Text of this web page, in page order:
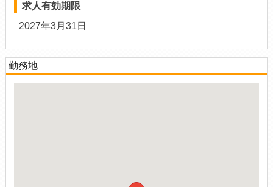
求人有効期限
2027年3月31日
勤務地